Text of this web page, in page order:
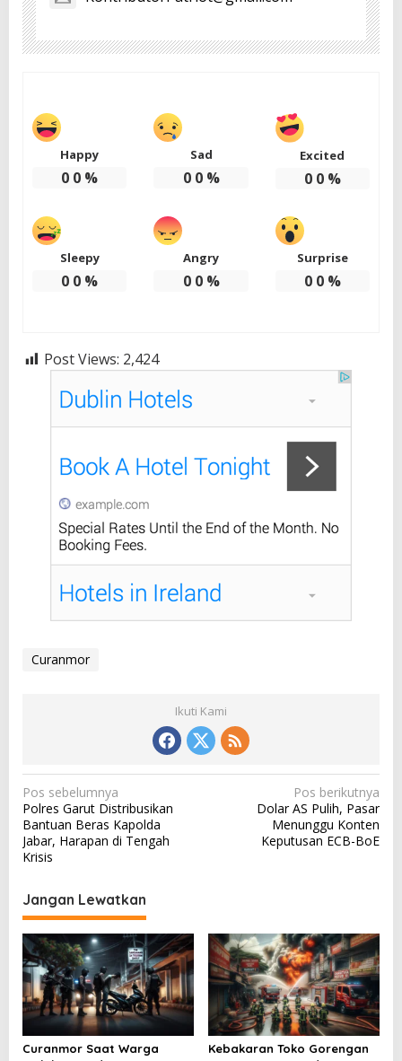
Happy
0 0 %
Sad
0 0%
Excited
0 0%
Sleepy
0 0 %
Angry
0 0%
Surprise
0 0%
Post Views: 2,424
Curanmor
Ikuti Kami
N
a
v
i
g
a
s
i
p
o
s
Pos sebelumnya
Polres Garut Distribusikan
Bantuan Beras Kapolda
Jabar, Harapan di Tengah
Krisis
Pos berikutnya
Dolar AS Pulih, Pasar
Menunggu Konten
Keputusan ECB-BoE
Jangan Lewatkan
Curanmor Saat Warga
Kebakaran Toko Gorengan